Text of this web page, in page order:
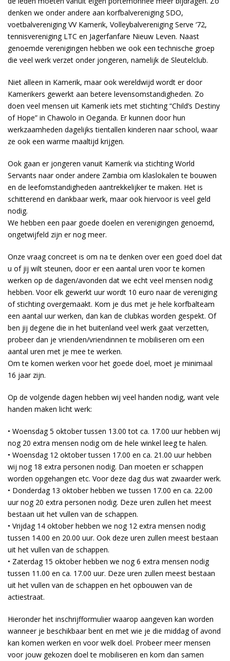
denken we onder andere aan korfbalvereniging SDO,
voetbalvereniging VV Kamerik, Volleybalvereniging Serve ‘72,
tennisvereniging LTC en Jagerfanfare Nieuw Leven. Naast
genoemde verenigingen hebben we ook een technische groep
die veel werk verzet onder jongeren, namelijk de Sleutelclub.
Niet alleen in Kamerik, maar ook wereldwijd wordt er door
Kamerikers gewerkt aan betere levensomstandigheden. Zo
doen veel mensen uit Kamerik iets met stichting “Child’s Destiny
of Hope” in Chawolo in Oeganda. Er kunnen door hun
werkzaamheden dagelijks tientallen kinderen naar school, waar
ze ook een warme maaltijd krijgen.
Ook gaan er jongeren vanuit Kamerik via stichting World
Servants naar onder andere Zambia om klaslokalen te bouwen
en de leefomstandigheden aantrekkelijker te maken. Het is
schitterend en dankbaar werk, maar ook hiervoor is veel geld
nodig.
We hebben een paar goede doelen en verenigingen genoemd,
ongetwijfeld zijn er nog meer.
Onze vraag concreet is om na te denken over een goed doel dat
u of jij wilt steunen, door er een aantal uren voor te komen
werken op de dagen/avonden dat we echt veel mensen nodig
hebben. Voor elk gewerkt uur wordt 10 euro naar de vereniging
of stichting overgemaakt. Kom je dus met je hele korfbalteam
een aantal uur werken, dan kan de clubkas worden gespekt. Of
ben jij degene die in het buitenland veel werk gaat verzetten,
probeer dan je vrienden/vriendinnen te mobiliseren om een
aantal uren met je mee te werken.
Om te komen werken voor het goede doel, moet je minimaal
16 jaar zijn.
Op de volgende dagen hebben wij veel handen nodig, want vele
handen maken licht werk:
• Woensdag 5 oktober tussen 13.00 tot ca. 17.00 uur hebben wij
nog 20 extra mensen nodig om de hele winkel leeg te halen.
• Woensdag 12 oktober tussen 17.00 en ca. 21.00 uur hebben
wij nog 18 extra personen nodig. Dan moeten er schappen
worden opgehangen etc. Voor deze dag dus wat zwaarder werk.
• Donderdag 13 oktober hebben we tussen 17.00 en ca. 22.00
uur nog 20 extra personen nodig. Deze uren zullen het meest
bestaan uit het vullen van de schappen.
• Vrijdag 14 oktober hebben we nog 12 extra mensen nodig
tussen 14.00 en 20.00 uur. Ook deze uren zullen meest bestaan
uit het vullen van de schappen.
• Zaterdag 15 oktober hebben we nog 6 extra mensen nodig
tussen 11.00 en ca. 17.00 uur. Deze uren zullen meest bestaan
uit het vullen van de schappen en het opbouwen van de
actiestraat.
Hieronder het inschrijfformulier waarop aangeven kan worden
wanneer je beschikbaar bent en met wie je die middag of avond
kan komen werken en voor welk doel. Probeer meer mensen
voor jouw gekozen doel te mobiliseren en kom dan samen